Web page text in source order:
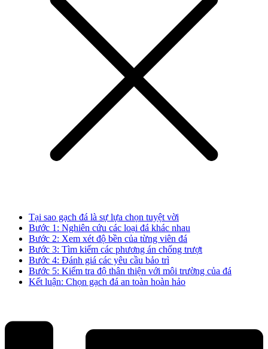
Tại sao gạch đá là sự lựa chọn tuyệt vời
Bước 1: Nghiên cứu các loại đá khác nhau
Bước 2: Xem xét độ bền của từng viên đá
Bước 3: Tìm kiếm các phương án chống trượt
Bước 4: Đánh giá các yêu cầu bảo trì
Bước 5: Kiểm tra độ thân thiện với môi trường của đá
Kết luận: Chọn gạch đá an toàn hoàn hảo